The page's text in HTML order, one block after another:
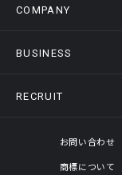
ニュース
COMPANY
会社概要
オフィスギャラリー
BUSINESS
事業情報トップ
RECRUIT
採用情報トップ
評価制度
お問い合わせ
商標について